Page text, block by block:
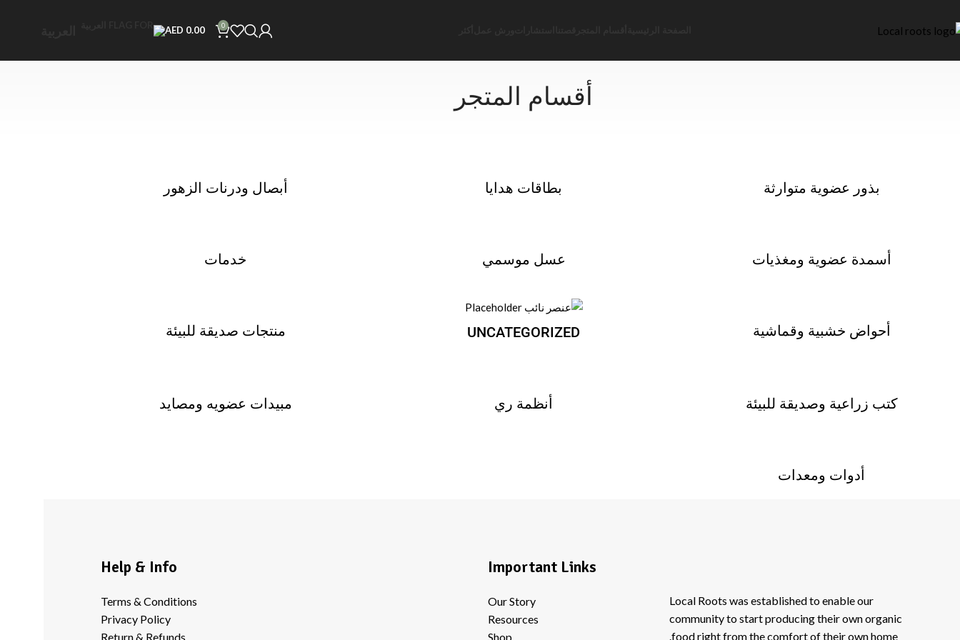
0
AED 0.00
أقسام المتجر
بذور عضوية متوارثة بطاقات هدايا أبصال ودرنات الزهور
أسمدة عضوية ومغذيات عسل موسمي خدمات
أحواض خشبية وقماشية UNCATEGORIZED منتجات صديقة للبيئة
كتب زراعية وصديقة للبيئة أنظمة ري مبيدات عضويه ومصايد
أدوات ومعدات
Local Roots was established to enable our
community to start producing their own organic
food right from the comfort of their own home.
Important Links
Our Story
Resources
Shop
Help & Info
Terms & Conditions
Privacy Policy
Return & Refunds